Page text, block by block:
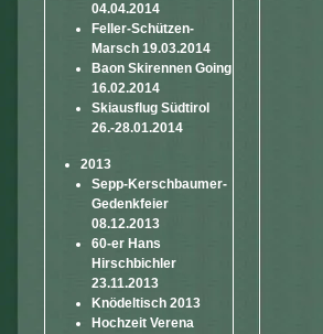
04.04.2014
Feller-Schützen-
Marsch 19.03.2014
Baon Skirennen Going
16.02.2014
Skiausflug Südtirol
26.-28.01.2014
2013
Sepp-Kerschbaumer-
Gedenkfeier
08.12.2013
60-er Hans
Hirschbichler
23.11.2013
Knödeltisch 2013
Hochzeit Verena